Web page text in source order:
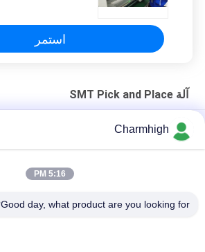
استمر
آلة SMT Pick and Place
الهيكل الحديدي الصلب 4-الرأس CHM-551P SMD اختيار ووضع آلة
Charmhigh
5:16 PM
Good day, what product are you looking for?